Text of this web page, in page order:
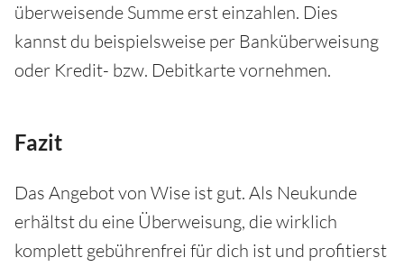
überweisende Summe erst einzahlen. Dies
kannst du beispielsweise per Banküberweisung
oder Kredit- bzw. Debitkarte vornehmen.
Fazit
Das Angebot von Wise ist gut. Als Neukunde
erhältst du eine Überweisung, die wirklich
komplett gebührenfrei für dich ist und profitierst